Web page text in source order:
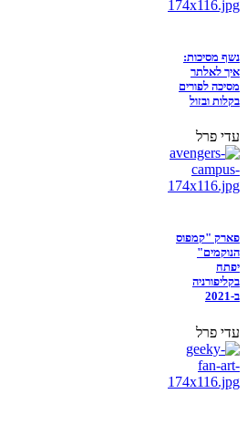
נשף מסיכות:
איך לאלתר
מסיכה לפורים
בקלות ובזול
עדי פרל
פארק "קמפוס
הנוקמים"
יפתח
בקליפורניה
ב-2021
עדי פרל